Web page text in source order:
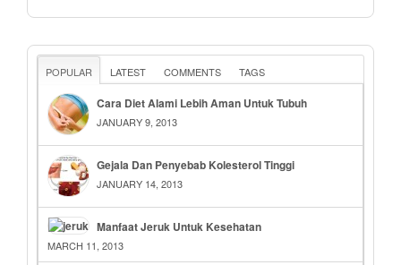
POPULAR LATEST COMMENTS TAGS
Cara Diet Alami Lebih Aman Untuk Tubuh
JANUARY 9, 2013
Gejala Dan Penyebab Kolesterol Tinggi
JANUARY 14, 2013
Manfaat Jeruk Untuk Kesehatan
MARCH 11, 2013